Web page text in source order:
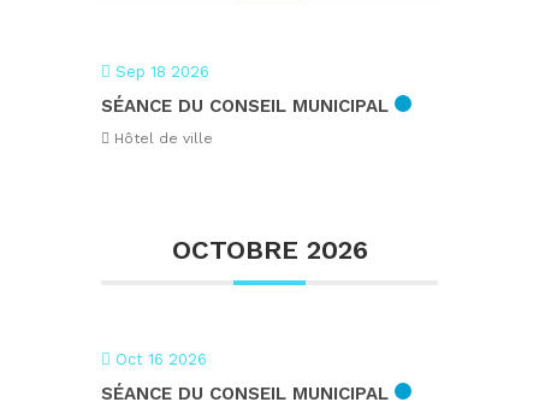
Sep 18 2026
SÉANCE DU CONSEIL MUNICIPAL
Hôtel de ville
OCTOBRE 2026
Oct 16 2026
SÉANCE DU CONSEIL MUNICIPAL